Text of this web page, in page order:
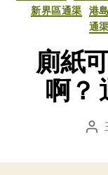
新界區通渠
港
通
廁紙
啊？
文